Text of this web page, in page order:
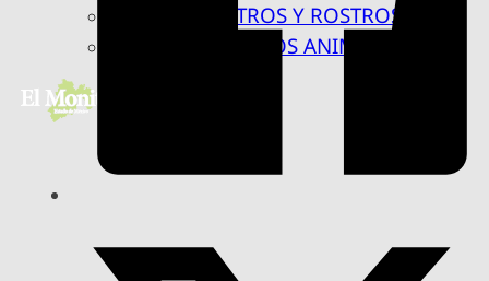
RASTROS Y ROSTROS
VÍNCULOS ANIMALES